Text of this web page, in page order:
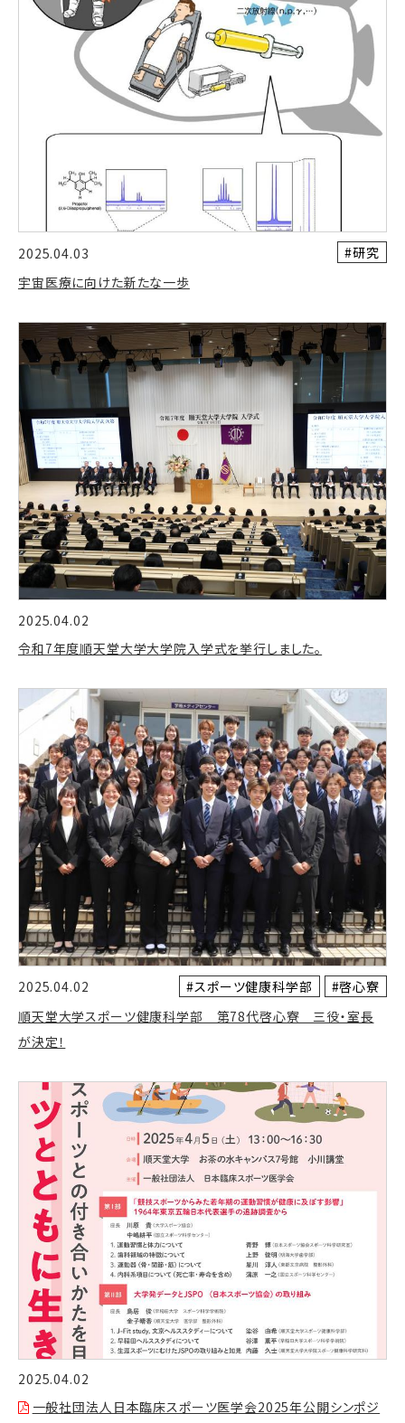
2025.04.03
#研究
宇宙医療に向けた新たな一歩
2025.04.02
令和7年度順天堂大学大学院入学式を挙行しました。
2025.04.02 #スポーツ健康科学部
#啓心寮
順天堂大学スポーツ健康科学部 第78代啓心寮 三役・室長
が決定！
2025.04.02
一般社団法人日本臨床スポーツ医学会2025年公開シンポジ